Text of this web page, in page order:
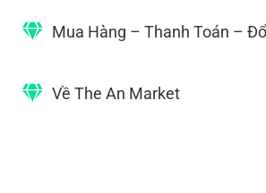
Mua Hàng – Thanh Toán –
Về The An Market